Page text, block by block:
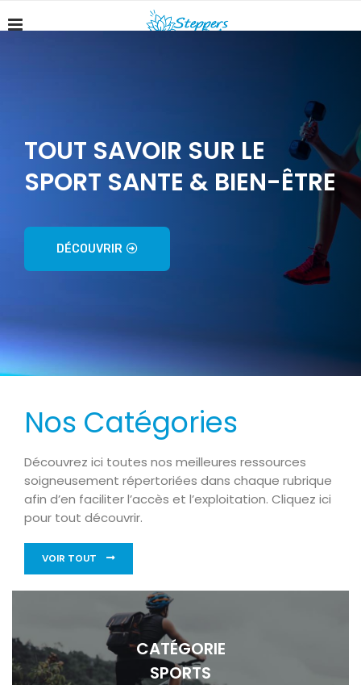
TOUT SAVOIR SUR LE
SPORT SANTE & BIEN-ÊTRE
DÉCOUVRIR
Nos Catégories
Découvrez ici toutes nos meilleures ressources
soigneusement répertoriées dans chaque rubrique
afin d’en faciliter l’accès et l’exploitation. Cliquez ici
pour tout découvrir.
VOIR TOUT
CATÉGORIE
SPORTS